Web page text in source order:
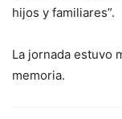
hijos y familiares”.
La jornada estuvo
memoria.